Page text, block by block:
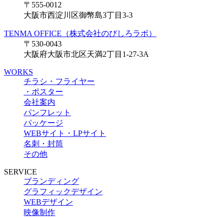
〒555-0012
大阪市西淀川区御幣島3丁目3-3
TENMA OFFICE（株式会社のびしろラボ）
〒530-0043
大阪府大阪市北区天満2丁目1-27-3A
WORKS
チラシ・フライヤー
・ポスター
会社案内
パンフレット
パッケージ
WEBサイト・LPサイト
名刺・封筒
その他
SERVICE
ブランディング
グラフィックデザイン
WEBデザイン
映像制作